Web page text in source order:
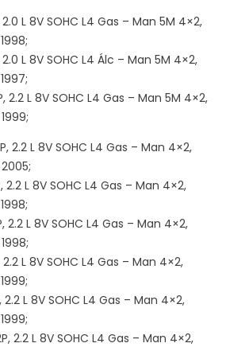
2.0 L 8V SOHC L4 Gas – Man 5M 4×2,
2.0 L 8V SOHC L4 Álc – Man 5M 4×2,
2.2 L 8V SOHC L4 Gas – Man 5M 4×2,
2.2 L 8V SOHC L4 Gas – Man 4×2,
2005;
2.2 L 8V SOHC L4 Gas – Man 4×2,
2.2 L 8V SOHC L4 Gas – Man 4×2,
2.2 L 8V SOHC L4 Gas – Man 4×2,
2.2 L 8V SOHC L4 Gas – Man 4×2,
2.2 L 8V SOHC L4 Gas – Man 4×2,